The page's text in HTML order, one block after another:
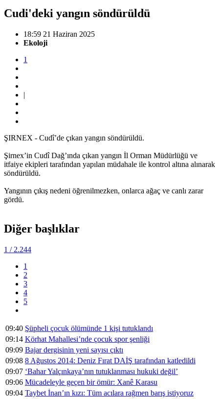
Cudi'deki yangın söndürüldü
18:59 21 Haziran 2025
Ekoloji
1
|
ŞIRNEX - Cudî’de çıkan yangın söndürüldü.
Şirnex’in Cudî Dağ’ında çıkan yangın İl Orman Müdürlüğü ve
itfaiye ekipleri tarafından yapılan müdahale ile kontrol altına alınarak
söndürüldü.
Yangının çıkış nedeni öğrenilmezken, onlarca ağaç ve canlı zarar
gördü.
Diğer başlıklar
1 / 2.244
1
2
3
4
5
09:40 Şüpheli çocuk ölümünde 1 kişi tutuklandı
09:14 Körhat Mahallesi’nde çocuk spor şenliği
09:09 Bajar dergisinin yeni sayısı çıktı
09:08 8 Ağustos 2014: Deniz Fırat DAİŞ tarafından katledildi
09:07 ‘Bahar Yalçınkaya’nın tutuklanması hukuki değil’
09:06 Mücadeleyle geçen bir ömür: Xanê Karasu
09:04 Taybet İnan’ın kızı: Tüm acılara rağmen barış istiyoruz